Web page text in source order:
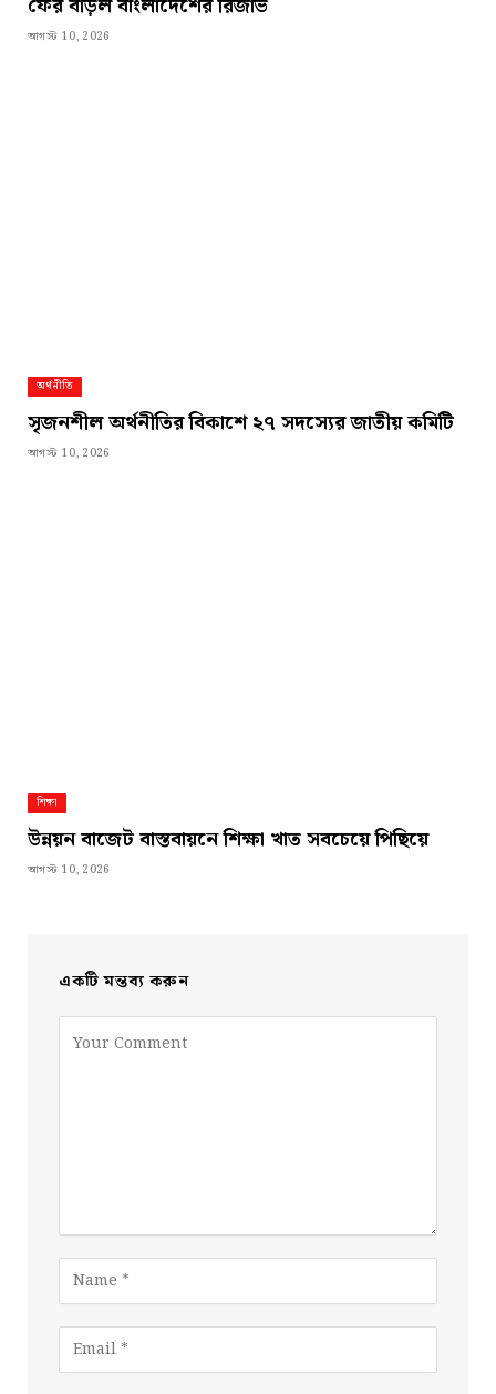
আগস্ট 10, 2026
অর্থনীতি
সৃজনশীল অর্থনীতির বিকাশে ২৭ সদস্যের জাতীয় কমিটি
আগস্ট 10, 2026
শিক্ষা
উন্নয়ন বাজেট বাস্তবায়নে শিক্ষা খাত সবচেয়ে পিছিয়ে
আগস্ট 10, 2026
একটি মন্তব্য করুন